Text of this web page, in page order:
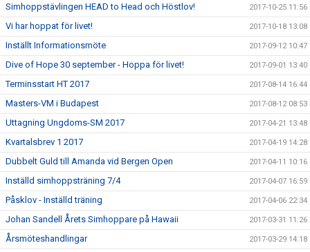
Simhoppstävlingen HEAD to Head och Höstlov! 2017-10-25 11:56
Vi har hoppat för livet! 2017-10-18 13:08
Inställt Informationsmöte 2017-09-12 10:47
Dive of Hope 30 september - Hoppa för livet! 2017-09-01 13:40
Terminsstart HT 2017 2017-08-14 16:44
Masters-VM i Budapest 2017-08-12 08:53
Uttagning Ungdoms-SM 2017 2017-04-21 13:48
Kvartalsbrev 1 2017 2017-04-19 14:28
Dubbelt Guld till Amanda vid Bergen Open 2017-04-11 10:16
Inställd simhoppsträning 7/4 2017-04-07 16:59
Påsklov - Inställd träning 2017-04-06 22:34
Johan Sandell Årets Simhoppare på Hawaii 2017-03-31 11:26
Årsmöteshandlingar 2017-03-29 14:18